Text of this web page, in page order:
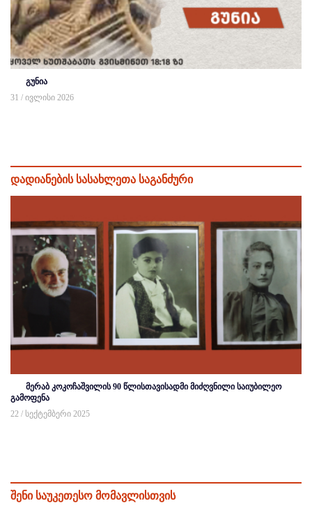
გუნია
31 / ივლისი 2026
დადიანების სასახლეთა საგანძური
მერაბ კოკოჩაშვილის 90 წლისთავისადმი მიძღვნილი საიუბილეო
გამოფენა
22 / სექტემბერი 2025
შენი საუკეთესო მომავლისთვის